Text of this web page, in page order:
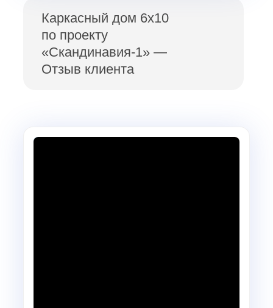
Каркасный дом 6х10
по проекту
«Скандинавия-1» —
Отзыв клиента